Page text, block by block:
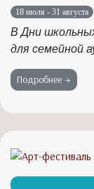
18 июля - 31 августа
В Дни
для семейной
Подробнее →